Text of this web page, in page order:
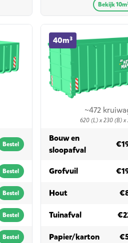
Bekijk
Bestel
Bestel
Bestel
Bestel
Bestel
~472
620 (L) x 230 (B)
40m³
40m³ container huren
Bouw en
sloopafvalin 40m³
Grofvuilin 40m³
Houtin 40m³
Tuinafvalin 40m³
Papier/kartonin 40m³